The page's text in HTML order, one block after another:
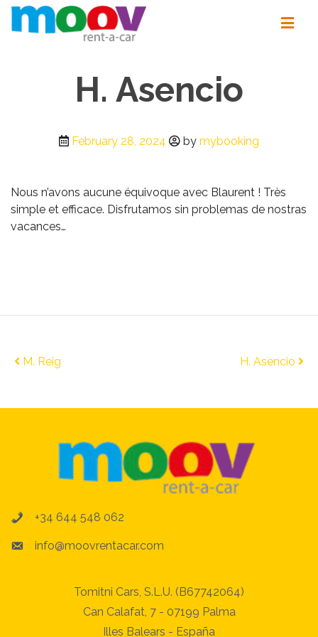
H. Asencio
February 28, 2024 by mybooking
Nous n’avons aucune équivoque avec Blaurent ! Très
simple et efficace. Disfrutamos sin problemas de nostras
vacances…
Post navigation
M. Reig H. Asencio
+34 644 548 062
info@moovrentacar.com
Tomitni Cars, S.L.U. (B67742064)
Can Calafat, 7 - 07199 Palma
Illes Balears - España